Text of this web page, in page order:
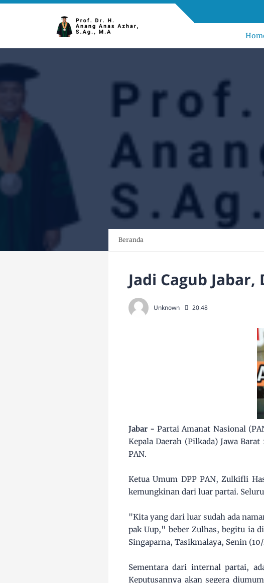
Beranda
Jadi Cagub
Unknown 20.48
Jabar -Partai Amanat Nasional
Kepala Daerah (Pilkada) Jawa
PAN.
Ketua Umum DPP PAN, Zulkifli
kemungkinan dari luar partai.
"Kita yang dari luar sudah ada
pak Uup," beber Zulhas, begitu ia
Singaparna, Tasikmalaya, Senin
Sementara dari internal partai,
Keputusannya akan segera